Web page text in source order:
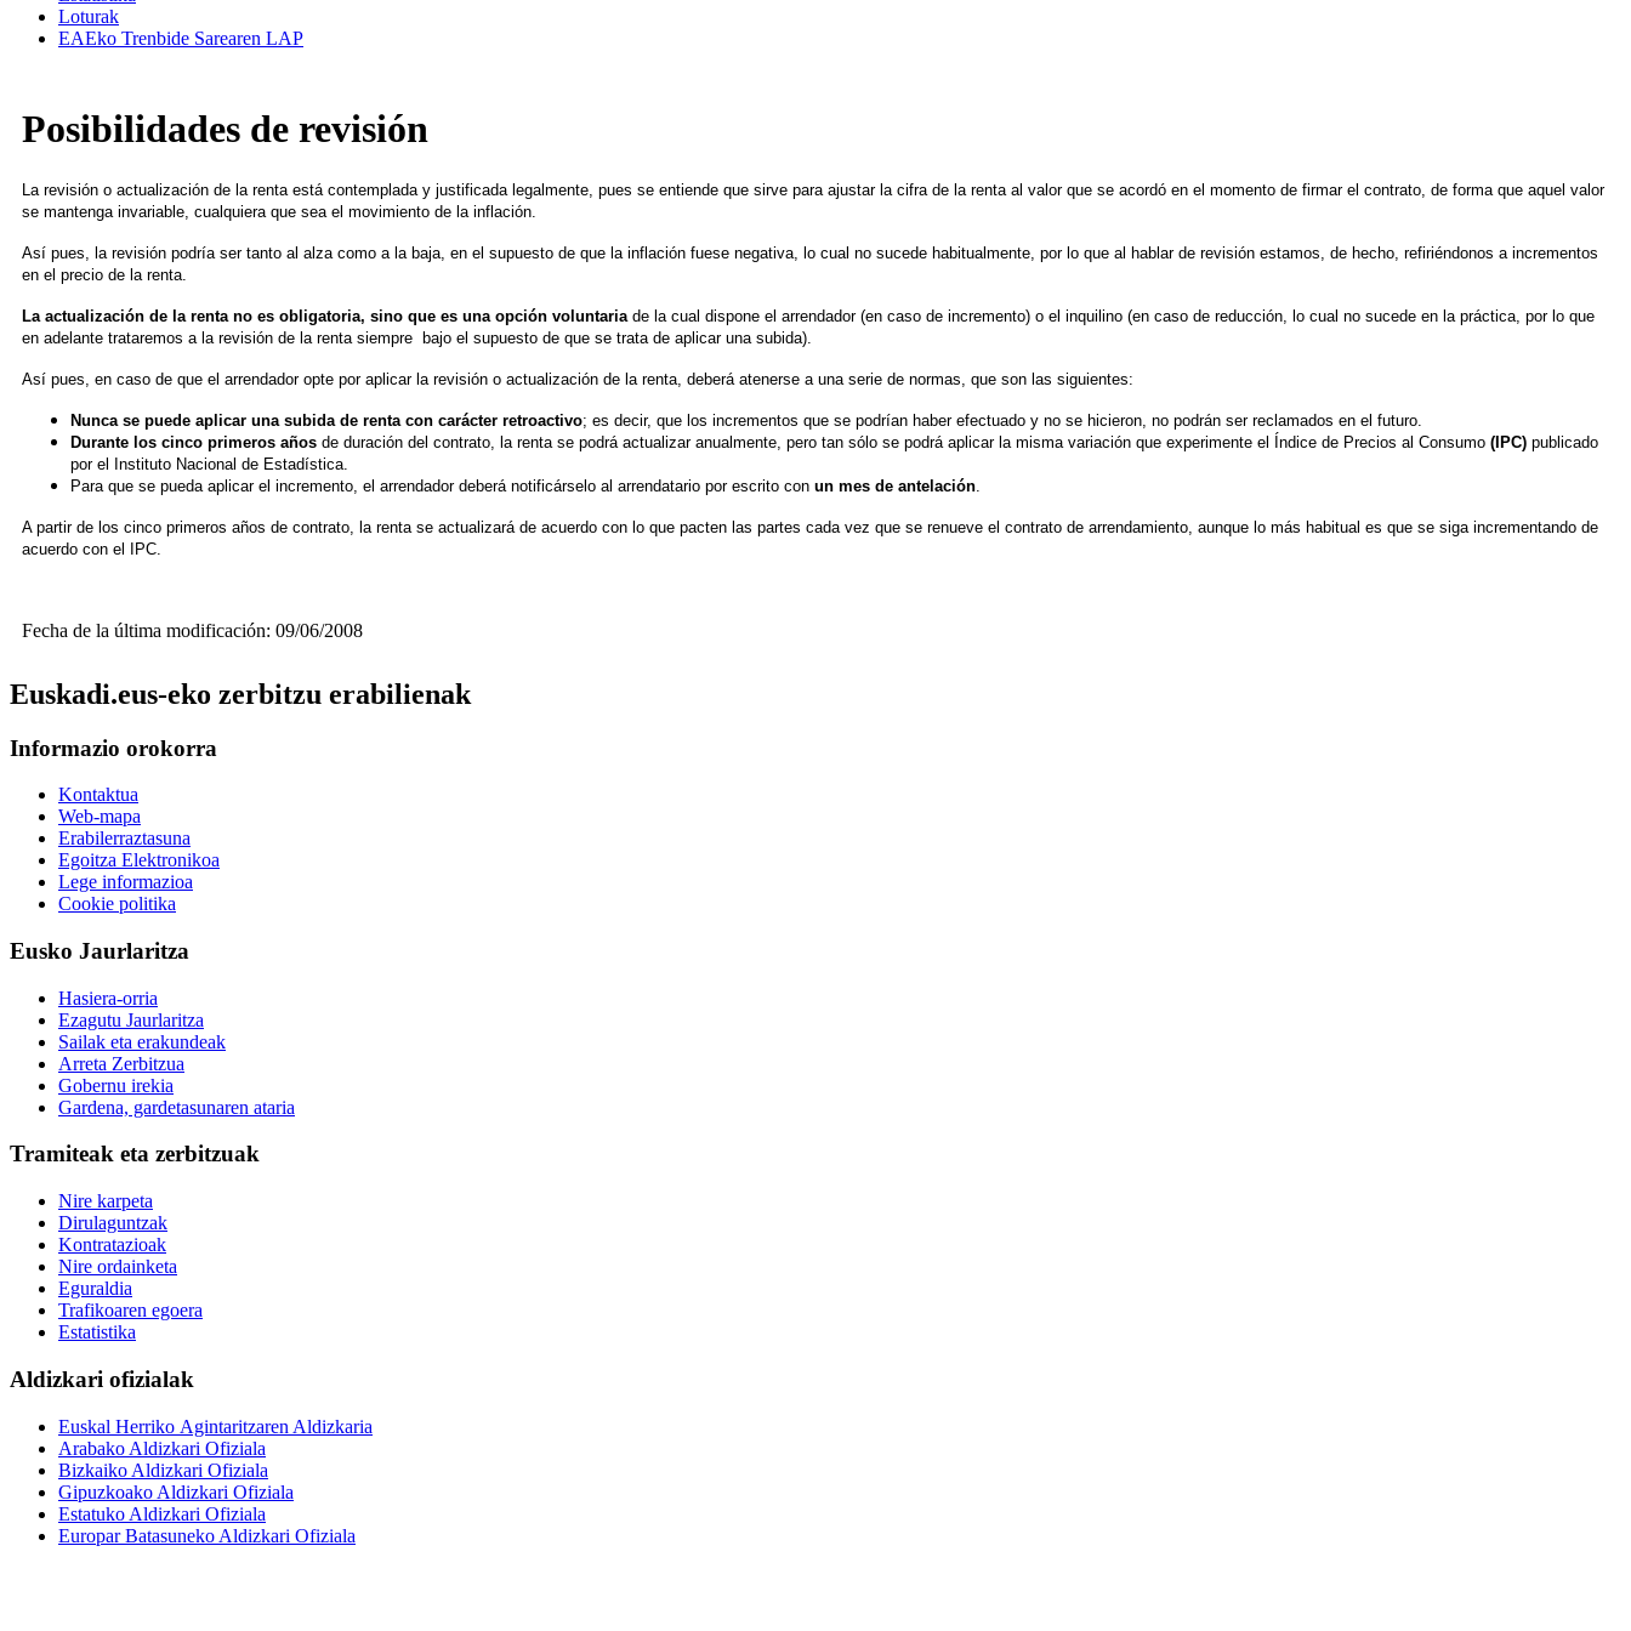
Loturak
EAEko Trenbide Sarearen LAP
Posibilidades de revisión
La revisión o actualización de la renta está contemplada y justificada legalmente, pues se entiende que sirve para ajustar la cifra de la renta al valor que se acordó en el momento de firmar el contrato, de forma que aquel valor
se mantenga invariable, cualquiera que sea el movimiento de la inflación.
Así pues, la revisión podría ser tanto al alza como a la baja, en el supuesto de que la inflación fuese negativa, lo cual no sucede habitualmente, por lo que al hablar de revisión estamos, de hecho, refiriéndonos a incrementos
en el precio de la renta.
La actualización de la renta no es obligatoria, sino que es una opción voluntaria de la cual dispone el arrendador (en caso de incremento) o el inquilino (en caso de reducción, lo cual no sucede en la práctica, por lo que
en adelante trataremos a la revisión de la renta siempre bajo el supuesto de que se trata de aplicar una subida).
Así pues, en caso de que el arrendador opte por aplicar la revisión o actualización de la renta, deberá atenerse a una serie de normas, que son las siguientes:
Nunca se puede aplicar una subida de renta con carácter retroactivo; es decir, que los incrementos que se podrían haber efectuado y no se hicieron, no podrán ser reclamados en el futuro.
Durante los cinco primeros años de duración del contrato, la renta se podrá actualizar anualmente, pero tan sólo se podrá aplicar la misma variación que experimente el Índice de Precios al Consumo (IPC) publicado
por el Instituto Nacional de Estadística.
Para que se pueda aplicar el incremento, el arrendador deberá notificárselo al arrendatario por escrito con un mes de antelación
A partir de los cinco primeros años de contrato, la renta se actualizará de acuerdo con lo que pacten las partes cada vez que se renueve el contrato de arrendamiento, aunque lo más habitual es que se siga incrementando de
acuerdo con el IPC.
Fecha de la última modificación: 09/06/2008
Euskadi.eus-eko zerbitzu erabilienak
Informazio orokorra
Kontaktua
Web-mapa
Erabilerraztasuna
Egoitza Elektronikoa
Lege informazioa
Cookie politika
Eusko Jaurlaritza
Hasiera-orria
Ezagutu Jaurlaritza
Sailak eta erakundeak
Arreta Zerbitzua
Gobernu irekia
Gardena, gardetasunaren ataria
Tramiteak eta zerbitzuak
Nire karpeta
Dirulaguntzak
Kontratazioak
Nire ordainketa
Eguraldia
Trafikoaren egoera
Estatistika
Aldizkari ofizialak
Euskal Herriko Agintaritzaren Aldizkaria
Arabako Aldizkari Ofiziala
Bizkaiko Aldizkari Ofiziala
Gipuzkoako Aldizkari Ofiziala
Estatuko Aldizkari Ofiziala
Europar Batasuneko Aldizkari Ofiziala